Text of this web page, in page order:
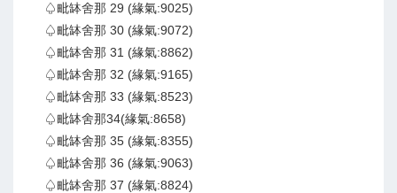
♤毗缽舍那 29 (緣氣:9025)
♤毗缽舍那 30 (緣氣:9072)
♤毗缽舍那 31 (緣氣:8862)
♤毗缽舍那 32 (緣氣:9165)
♤毗缽舍那 33 (緣氣:8523)
♤毗缽舍那34(緣氣:8658)
♤毗缽舍那 35 (緣氣:8355)
♤毗缽舍那 36 (緣氣:9063)
♤毗缽舍那 37 (緣氣:8824)